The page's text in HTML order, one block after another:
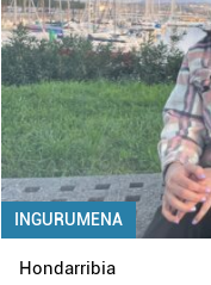
INGURUMENA
Hondarribia